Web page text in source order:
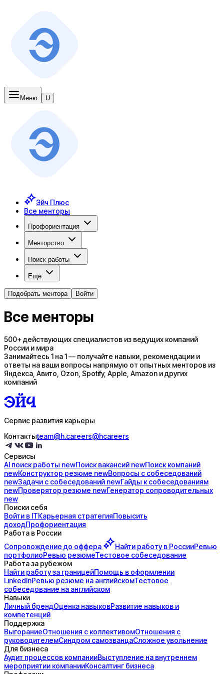
Меню U
Эйч Плюс
Все менторы
Профориентация
Менторство
Поиск работы
Ещё
Подобрать ментора Войти
Все менторы
500+ действующих специалистов из ведущих компаний
России и мира
Занимайтесь 1 на 1 — получайте навыки, рекомендации и
ответы на ваши вопросы напрямую от опытных менторов из
Яндекса, Авито, Ozon, Spotify, Apple, Amazon и других
компаний
Сервис развития карьеры
Контактыteam@h.careers@hcareers
Сервисы
AI поискработы newПоисквакансий newПоисккомпаний
newКонструктор резюме newВопросы с собеседований
newЗадачи с собеседований newГайды ксобеседованиям
newПроверятор резюме newГенератор сопроводительных
new
Поиски себя
Войти в ITКарьерная стратегияПовысить
доходПрофориентация
Работа в России
Сопровождение до оффера Найти работу в РоссииРевью
портфолиоРевью резюмеТестовое собеседование
Работа за рубежом
Найти работу за границейПомощь в оформлении
LinkedInРевью резюме на английскомТестовое
собеседование на английском
Навыки
Личный брендОценка навыковРазвитие навыков и
компетенций
Поддержка
ВыгораниеОтношения с коллективомОтношения с
руководителемСиндром самозванцаСложное увольнение
Для бизнеса
Аудит процессов компанииВыступление на внутреннем
мероприятии компанииКонсалтинг бизнеса